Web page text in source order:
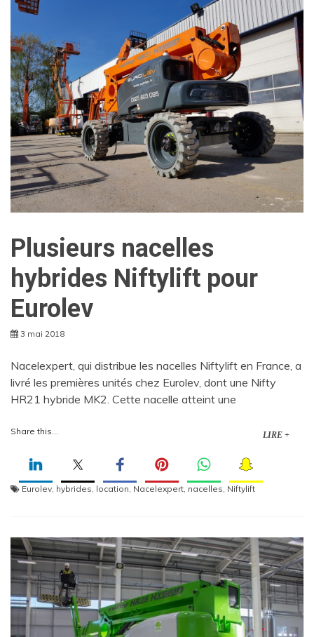
Plusieurs nacelles
hybrides Niftylift pour
Eurolev
3 mai 2018
Nacelexpert, qui distribue les nacelles Niftylift en France, a
livré les premières unités chez Eurolev, dont une Nifty
HR21 hybride MK2. Cette nacelle atteint une
Share this... LIRE +
Eurolev hybrides location Nacelexpert nacelles Niftylift